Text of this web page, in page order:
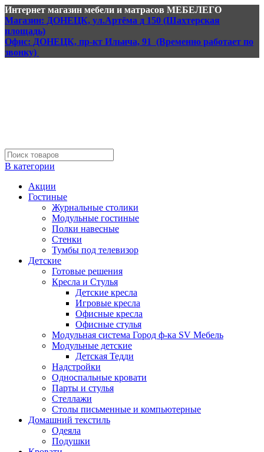
Интернет магазин мебели и матрасов МЕБЕЛЕГО
Магазин: ДОНЕЦК, ул.Артёма д 150 (Шахтерская
площадь)
Офис: ДОНЕЦК, пр-кт Ильича, 91 (Временно работает по
звонку)
В категории
Акции
Гостиные
Журнальные столики
Модульные гостиные
Полки навесные
Стенки
Тумбы под телевизор
Детские
Готовые решения
Кресла и Стулья
Детские кресла
Игровые кресла
Офисные кресла
Офисные стулья
Модульная система Город ф-ка SV Мебель
Модульные детские
Детская Тедди
Надстройки
Односпальные кровати
Парты и стулья
Стеллажи
Столы письменные и компьютерные
Домашний текстиль
Одеяла
Подушки